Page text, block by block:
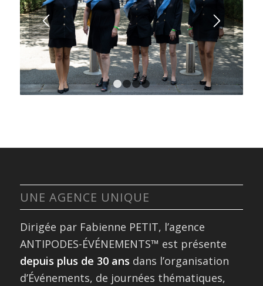
1 2 3 4
UNE AGENCE UNIQUE
Dirigée par Fabienne PETIT, l’agence
ANTIPODES-ÉVÉNEMENTS™ est présente
depuis plus de 30 ans dans l’organisation
d’Événements, de journées thématiques,